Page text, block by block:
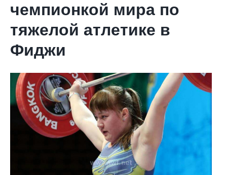
чемпионкой мира по
тяжелой атлетике в
Фиджи